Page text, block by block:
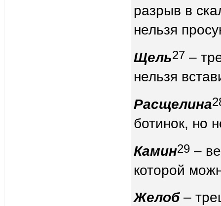
разрыв в
нельзя
Щель27 –
нельзя
Расщелина
ботинок, но
Камин29 –
которой
Желоб–